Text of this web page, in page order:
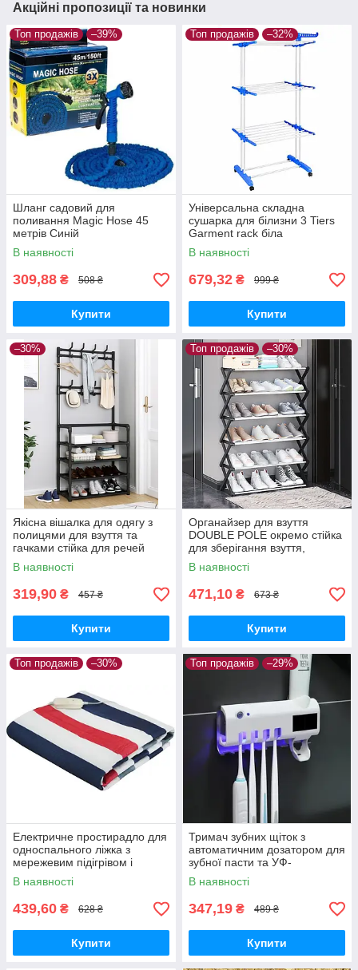
Акційні пропозиції та новинки
Топ продажів –39%
Шланг садовий для
поливання Magic Hose 45
метрів Синій
В наявності
309,88 ₴ 508 ₴
Купити
Топ продажів –32%
Універсальна складна
сушарка для білизни 3 Tiers
Garment rack біла
В наявності
679,32 ₴ 999 ₴
Купити
–30%
Якісна вішалка для одягу з
полицями для взуття та
гачками стійка для речей
стелаж Чорна
В наявності
319,90 ₴ 457 ₴
Купити
Топ продажів –30%
Органайзер для взуття
DOUBLE POLE окремо стійка
для зберігання взуття,
високий органайзер
В наявності
471,10 ₴ 673 ₴
Купити
Топ продажів –30%
Електричне простирадло для
односпального ліжка з
мережевим підігрівом і
регульованою
температурою, 150×70 см
В наявності
439,60 ₴ 628 ₴
Купити
Топ продажів –29%
Тримач зубних щіток з
автоматичним дозатором для
зубної пасти та УФ-
Стерилізатор 3 в 1
В наявності
347,19 ₴ 489 ₴
Купити